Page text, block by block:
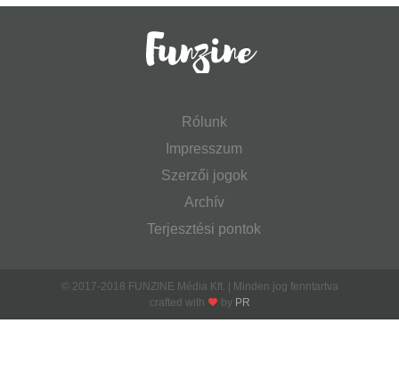
Rólunk
Impresszum
Szerzői jogok
Archív
Terjesztési pontok
© 2017-2018 FUNZINE Média Kft. | Minden jog fenntartva
crafted with
by PR